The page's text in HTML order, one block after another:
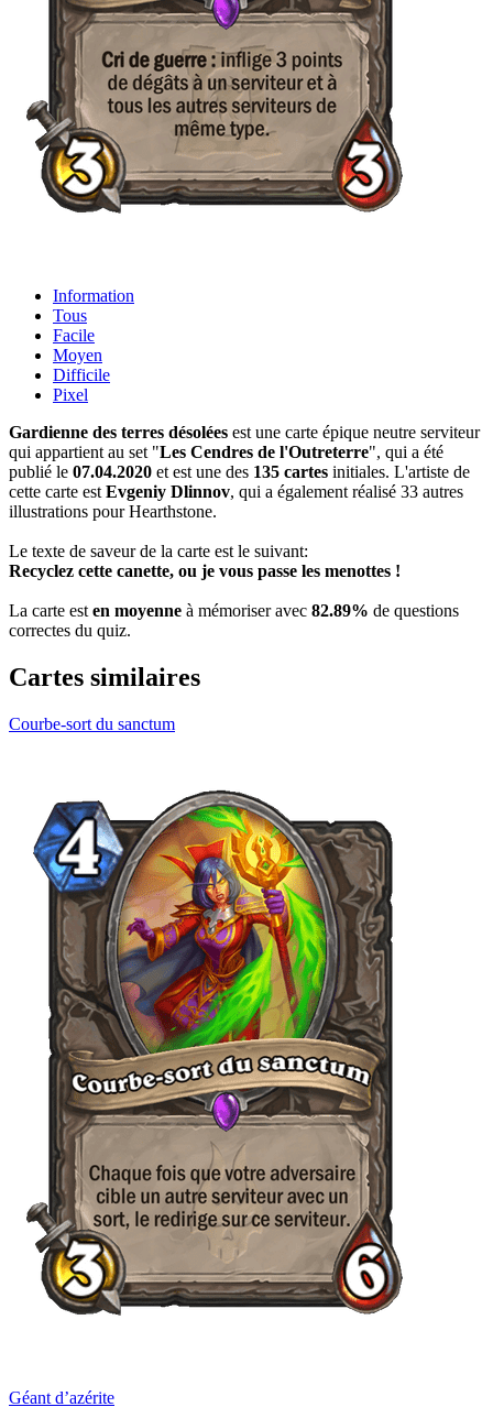
Information
Tous
Facile
Moyen
Difficile
Pixel
Gardienne des terres désolées est une carte épique neutre serviteur
qui appartient au set "Les Cendres de l'Outreterre", qui a été
publié le 07.04.2020 et est une des 135 cartes initiales. L'artiste de
cette carte est Evgeniy Dlinnov, qui a également réalisé 33 autres
illustrations pour Hearthstone.
Le texte de saveur de la carte est le suivant:
Recyclez cette canette, ou je vous passe les menottes !
La carte est en moyenne à mémoriser avec 82.89% de questions
correctes du quiz.
Cartes similaires
Courbe-sort du sanctum
Géant d’azérite